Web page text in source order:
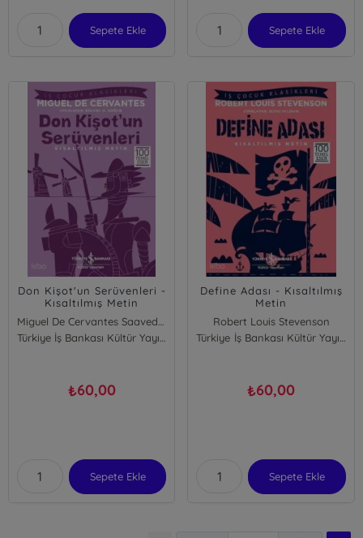
Sepete Ekle Sepete Ekle
Don Kişot'un Serüvenleri -
Kısaltılmış Metin
Miguel De Cervantes Saavedra
Türkiye İş Bankası Kültür Yayınları
₺60,00
Sepete Ekle
Define Adası - Kısaltılmış
Metin
Robert Louis Stevenson
Türkiye İş Bankası Kültür Yayınları
₺60,00
Sepete Ekle